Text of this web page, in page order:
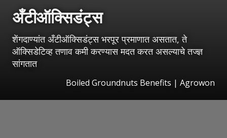
अँटीऑक्सिडंट्स
शेंगदाण्यांत अँटीऑक्सिडंट्स भरपूर प्रमाणात असतात, ते
ऑक्सिडेटिव्ह तणाव कमी करण्यास मदत करत असल्याचे तज्ज्ञ
सांगतात
Boiled Groundnuts Benefits | Agrowon